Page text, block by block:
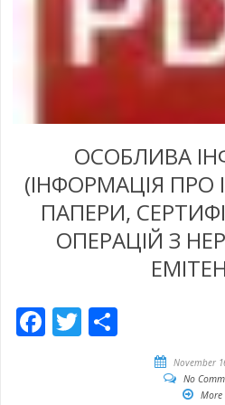
ОСОБЛИВА
(ІНФОРМАЦІЯ ПРО
ПАПЕРИ,
ОПЕРАЦІЙ З
Facebook
Twitter
November
No
More